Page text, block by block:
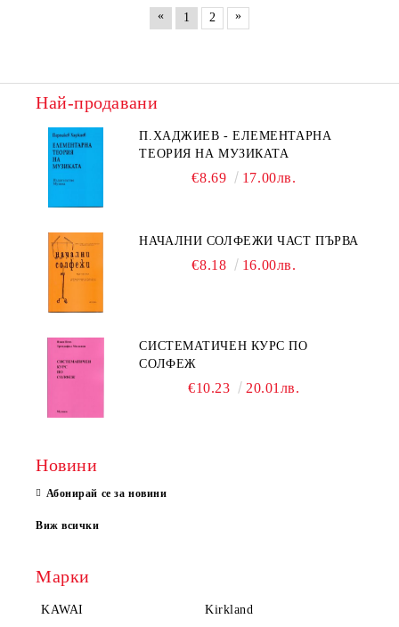
«
1 2 »
Най-продавани
П.ХАДЖИЕВ - ЕЛЕМЕНТАРНА
ТЕОРИЯ НА МУЗИКАТА
€8.69 17.00лв.
НАЧАЛНИ СОЛФЕЖИ ЧАСТ ПЪРВА
€8.18 16.00лв.
СИСТЕМАТИЧЕН КУРС ПО
СОЛФЕЖ
€10.23 20.01лв.
Новини
Абонирай се за новини
Виж всички
Марки
KAWAI Kirkland